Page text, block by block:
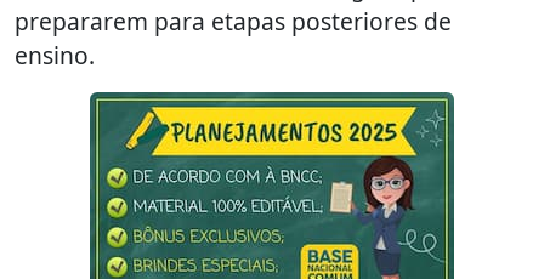
prepararem para etapas posteriores de
ensino.